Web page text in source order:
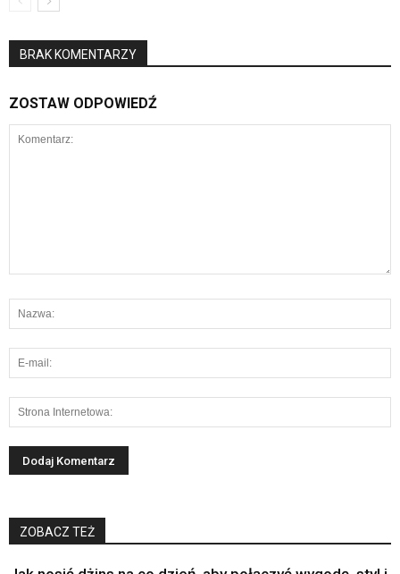
BRAK KOMENTARZY
ZOSTAW ODPOWIEDŹ
ZOBACZ TEŻ